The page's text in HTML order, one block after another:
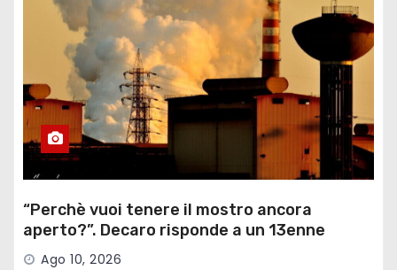
“Perchè vuoi tenere il mostro ancora
aperto?”. Decaro risponde a un 13enne
sull’ex Ilva
Ago 10, 2026